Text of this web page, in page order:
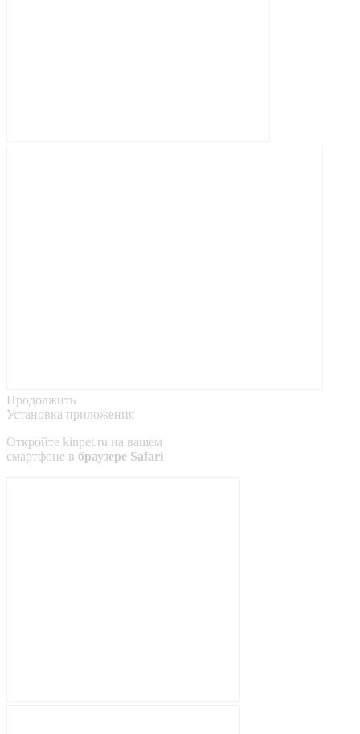
Продолжить
Установка приложения
Откройте kinpet.ru на вашем
смартфоне в браузере Safari